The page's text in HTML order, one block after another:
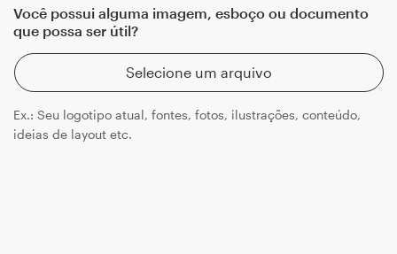
Você possui alguma imagem, esboço ou documento
que possa ser útil?
Selecione um arquivo
Ex.: Seu logotipo atual, fontes, fotos, ilustrações, conteúdo,
ideias de layout etc.